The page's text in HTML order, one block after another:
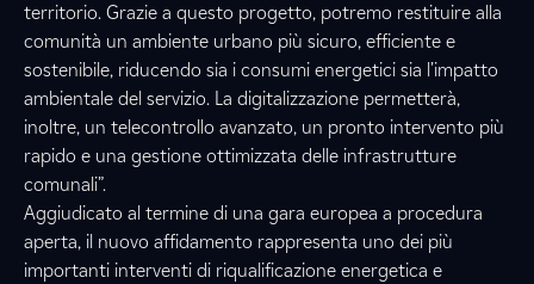
territorio. Grazie a questo progetto, potremo restituire alla
comunità un ambiente urbano più sicuro, efficiente e
sostenibile, riducendo sia i consumi energetici sia l’impatto
ambientale del servizio. La digitalizzazione permetterà,
inoltre, un telecontrollo avanzato, un pronto intervento più
rapido e una gestione ottimizzata delle infrastrutture
comunali”.
Aggiudicato al termine di una gara europea a procedura
aperta, il nuovo affidamento rappresenta uno dei più
importanti interventi di riqualificazione energetica e